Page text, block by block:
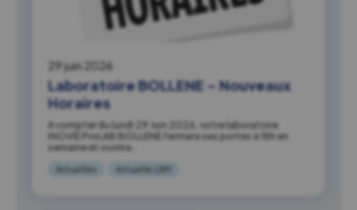
29 juin 2026
Laboratoire BOLLENE – Nouveaux
Horaires
A compter du lundi 29 Juin 2026, votre laboratoire
INOVIE ProLAB BOLLENE fermera ses portes à 18h en
semaine et ouvrira…
Actualités Actualité LBM